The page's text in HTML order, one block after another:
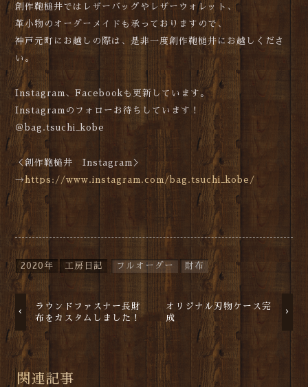
創作鞄槌井ではレザーバッグやレザーウォレット、
革小物のオーダーメイドも承っておりますので、
神戸元町にお越しの際は、是非一度創作鞄槌井にお越しくださ
い。
Instagram、Facebookも更新しています。
Instagramのフォローお待ちしています！
＠bag.tsuchi_kobe
＜創作鞄槌井 Instagram＞
→https://www.instagram.com/bag.tsuchi_kobe/
2020年 工房日記 フルオーダー 財布
ラウンドファスナー長財
布をカスタムしました！
オリジナル刃物ケース完
成
関連記事